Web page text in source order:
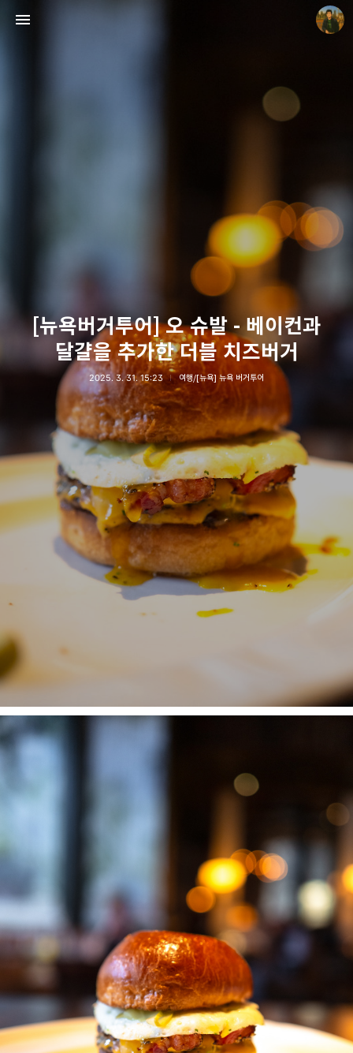
[뉴욕버거투어] 오 슈발 - 베이컨과
달걀을 추가한 더블 치즈버거
2025. 3. 31. 15:23 여행/[뉴욕] 뉴욕 버거투어